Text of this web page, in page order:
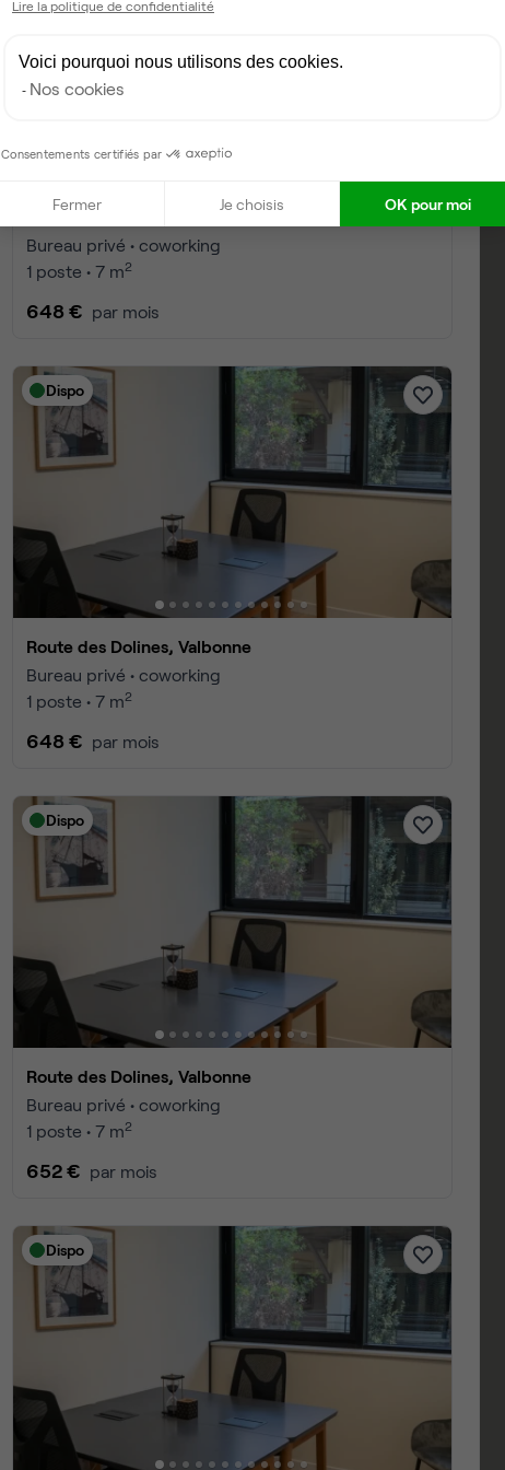
Route des Dolines, Valbonne
Bureau privé • coworking
1 poste • 7 m2
648 € par mois
Dispo
Route des Dolines, Valbonne
Bureau privé • coworking
1 poste • 7 m2
648 € par mois
Dispo
Route des Dolines, Valbonne
Bureau privé • coworking
1 poste • 7 m2
652 € par mois
Dispo
Lire la politique de confidentialité
Voici pourquoi nous utilisons des cookies.
Nos cookies
Consentements certifiés par
Fermer Je choisis OK pour moi